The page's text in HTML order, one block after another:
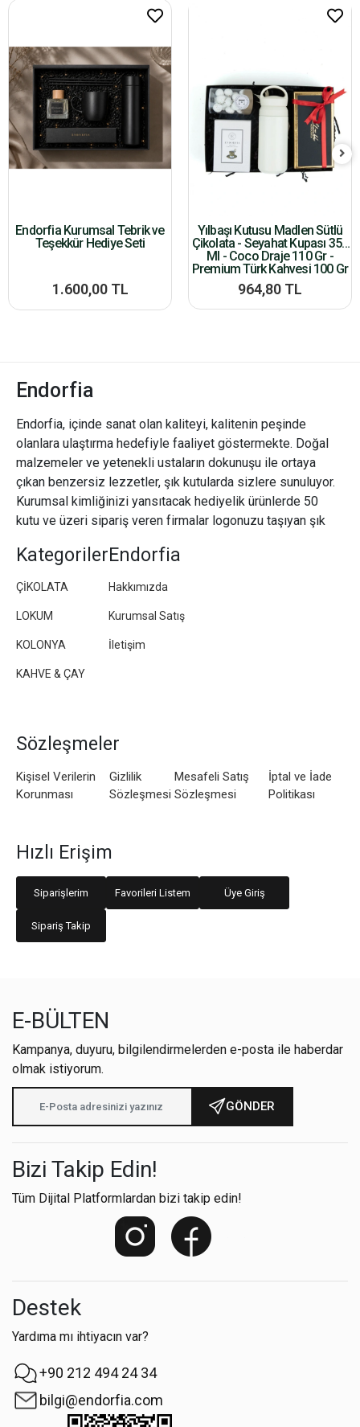
Endorfia Kurumsal Tebrik ve
Teşekkür Hediye Seti
1.600,00 TL
Yılbaşı Kutusu Madlen Sütlü
Çikolata - Seyahat Kupası 350
Ml - Coco Draje 110 Gr -
Premium Türk Kahvesi 100 Gr
964,80 TL
Endorfia
Endorfia, içinde sanat olan kaliteyi, kalitenin peşinde
olanlara ulaştırma hedefiyle faaliyet göstermekte. Doğal
malzemeler ve yetenekli ustaların dokunuşu ile ortaya
çıkan benzersiz lezzetler, şık kutularda sizlere sunuluyor.
Kurumsal kimliğinizi yansıtacak hediyelik ürünlerde 50
kutu ve üzeri sipariş veren firmalar logonuzu taşıyan şık
Kategoriler
ÇİKOLATA
LOKUM
KOLONYA
KAHVE & ÇAY
Endorfia
Hakkımızda
Kurumsal Satış
İletişim
Sözleşmeler
Kişisel Verilerin
Korunması
Gizlilik
Sözleşmesi
Mesafeli Satış
Sözleşmesi
İptal ve İade
Politikası
Hızlı Erişim
Siparişlerim Favorileri Listem Üye Giriş
Sipariş Takip
E-BÜLTEN
Kampanya, duyuru, bilgilendirmelerden e-posta ile haberdar
olmak istiyorum.
GÖNDER
Bizi Takip Edin!
Tüm Dijital Platformlardan bizi takip edin!
Destek
Yardıma mı ihtiyacın var?
+90 212 494 24 34
bilgi@endorfia.com